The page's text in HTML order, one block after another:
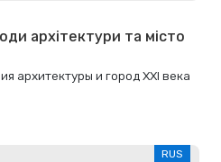
архітектури та місто
архитектуры и город XXI века
RUS